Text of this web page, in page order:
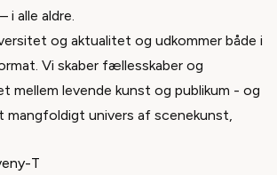
i alle aldre.
og aktualitet og udkommer både i
Vi skaber fællesskaber og
mellem levende kunst og publikum - og
univers af scenekunst,
T